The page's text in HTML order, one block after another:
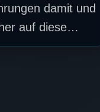
damit und
auf diese…